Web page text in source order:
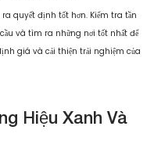
quyết định tốt hơn. Kiểm tra tần
và tìm ra những nơi tốt nhất để
giá và cải thiện trải nghiệm của
Hiệu Xanh Và